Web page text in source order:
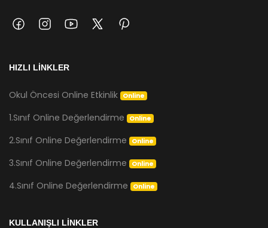
HIZLI LİNKLER
Okul Öncesi Online Etkinlik Online
1.Sınıf Online Değerlendirme Online
2.Sınıf Online Değerlendirme Online
3.Sınıf Online Değerlendirme Online
4.Sınıf Online Değerlendirme Online
KULLANIŞLI LİNKLER